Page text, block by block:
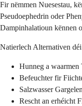
Fir nëmmen Nuesestau,
Pseudoephedrin oder
Dampinhalatioun kënnen
Natierlech Alternativen
Hunneg a
Befeuchter fir
Salzwasser
Rescht an erhéicht